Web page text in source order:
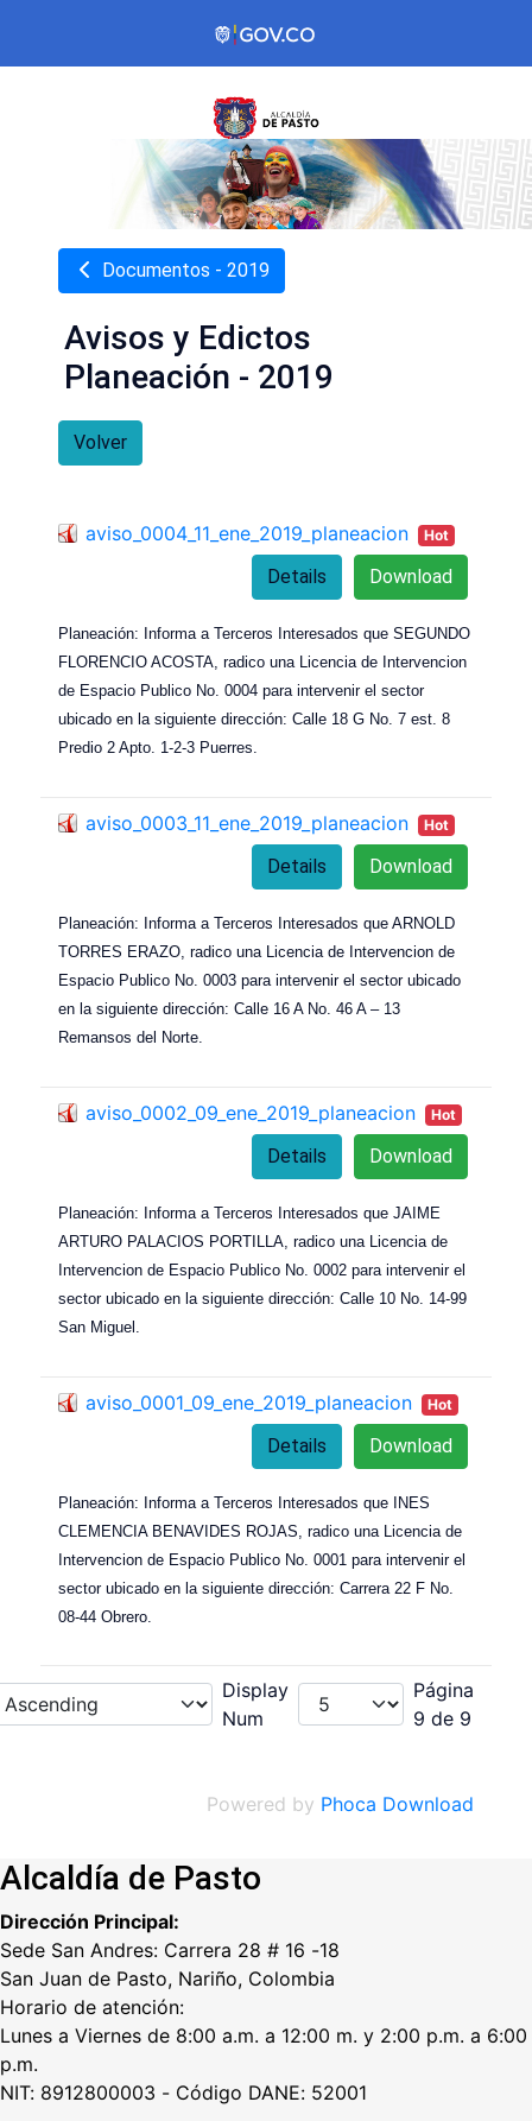
Documentos - 2019
Avisos y Edictos
Planeación - 2019
Volver
aviso_0004_11_ene_2019_planeacion Hot
Download
Details
Planeación: Informa a Terceros Interesados que SEGUNDO
FLORENCIO ACOSTA, radico una Licencia de Intervencion
de Espacio Publico No. 0004 para intervenir el sector
ubicado en la siguiente dirección: Calle 18 G No. 7 est. 8
Predio 2 Apto. 1-2-3 Puerres.
aviso_0003_11_ene_2019_planeacion Hot
Download
Details
Planeación: Informa a Terceros Interesados que ARNOLD
TORRES ERAZO, radico una Licencia de Intervencion de
Espacio Publico No. 0003 para intervenir el sector ubicado
en la siguiente dirección: Calle 16 A No. 46 A – 13
Remansos del Norte.
aviso_0002_09_ene_2019_planeacion Hot
Download
Details
Planeación: Informa a Terceros Interesados que JAIME
ARTURO PALACIOS PORTILLA, radico una Licencia de
Intervencion de Espacio Publico No. 0002 para intervenir el
sector ubicado en la siguiente dirección: Calle 10 No. 14-99
San Miguel.
aviso_0001_09_ene_2019_planeacion Hot
Download
Details
Planeación: Informa a Terceros Interesados que INES
CLEMENCIA BENAVIDES ROJAS, radico una Licencia de
Intervencion de Espacio Publico No. 0001 para intervenir el
sector ubicado en la siguiente dirección: Carrera 22 F No.
08-44 Obrero.
Display
Num
Página
9 de 9
Powered by Phoca Download
Alcaldía de Pasto
Dirección Principal:
Sede San Andres: Carrera 28 # 16 -18
San Juan de Pasto, Nariño, Colombia
Horario de atención:
Lunes a Viernes de 8:00 a.m. a 12:00 m. y 2:00 p.m. a 6:00
p.m.
NIT: 8912800003 - Código DANE: 52001